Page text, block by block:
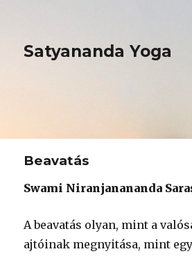
Satyananda Yoga
Beavatás
Swami Niranjanananda
A beavatás olyan, mint a
ajtóinak megnyitása, mint